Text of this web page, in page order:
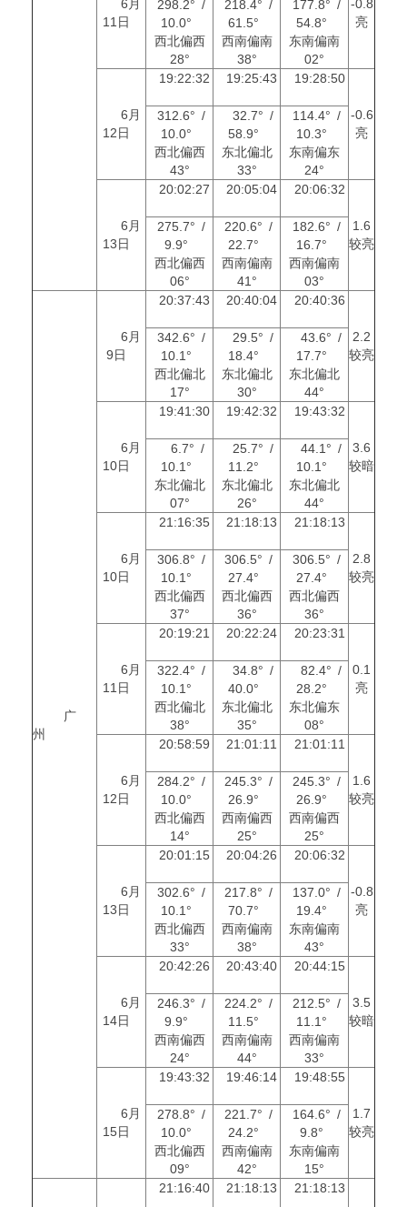
6月
11日
-0.8
亮
298.2° /
10.0°
西北偏西
28°
218.4° /
61.5°
西南偏南
38°
177.8° /
54.8°
东南偏南
02°
6月
12日
19:22:32 19:25:43 19:28:50
-0.6
亮
312.6° /
10.0°
西北偏西
43°
32.7° /
58.9°
东北偏北
33°
114.4° /
10.3°
东南偏东
24°
6月
13日
20:02:27 20:05:04 20:06:32
1.6
较亮
275.7° /
9.9°
西北偏西
06°
220.6° /
22.7°
西南偏南
41°
182.6° /
16.7°
西南偏南
03°
广
州
6月
9日
20:37:43 20:40:04 20:40:36
2.2
较亮
342.6° /
10.1°
西北偏北
17°
29.5° /
18.4°
东北偏北
30°
43.6° /
17.7°
东北偏北
44°
6月
10日
19:41:30 19:42:32 19:43:32
3.6
较暗
6.7° /
10.1°
东北偏北
07°
25.7° /
11.2°
东北偏北
26°
44.1° /
10.1°
东北偏北
44°
6月
10日
21:16:35 21:18:13 21:18:13
2.8
较亮
306.8° /
10.1°
西北偏西
37°
306.5° /
27.4°
西北偏西
36°
306.5° /
27.4°
西北偏西
36°
6月
11日
20:19:21 20:22:24 20:23:31
0.1
亮
322.4° /
10.1°
西北偏北
38°
34.8° /
40.0°
东北偏北
35°
82.4° /
28.2°
东北偏东
08°
6月
12日
20:58:59 21:01:11 21:01:11
1.6
较亮
284.2° /
10.0°
西北偏西
14°
245.3° /
26.9°
西南偏西
25°
245.3° /
26.9°
西南偏西
25°
6月
13日
20:01:15 20:04:26 20:06:32
-0.8
亮
302.6° /
10.1°
西北偏西
33°
217.8° /
70.7°
西南偏南
38°
137.0° /
19.4°
东南偏南
43°
6月
14日
20:42:26 20:43:40 20:44:15
3.5
较暗
246.3° /
9.9°
西南偏西
24°
224.2° /
11.5°
西南偏南
44°
212.5° /
11.1°
西南偏南
33°
6月
15日
19:43:32 19:46:14 19:48:55
1.7
较亮
278.8° /
10.0°
西北偏西
09°
221.7° /
24.2°
西南偏南
42°
164.6° /
9.8°
东南偏南
15°
21:16:40 21:18:13 21:18:13